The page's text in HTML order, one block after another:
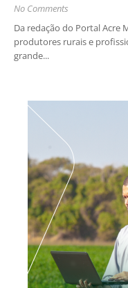
No Comments
Da redação do Portal Acre
produtores rurais e
grande...